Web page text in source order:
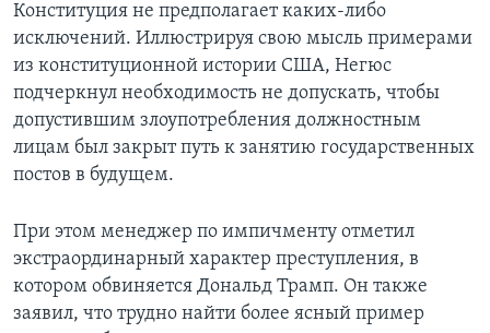
Конституция не предполагает каких-либо
исключений. Иллюстрируя свою мысль примерами
из конституционной истории США, Негюс
подчеркнул необходимость не допускать, чтобы
допустившим злоупотребления должностным
лицам был закрыт путь к занятию государственных
постов в будущем.
При этом менеджер по импичменту отметил
экстраординарный характер преступления, в
котором обвиняется Дональд Трамп. Он также
заявил, что трудно найти более ясный пример